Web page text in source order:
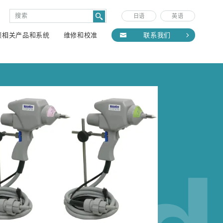
相关产品和系统 维修和校准 联系我们
日语 英语